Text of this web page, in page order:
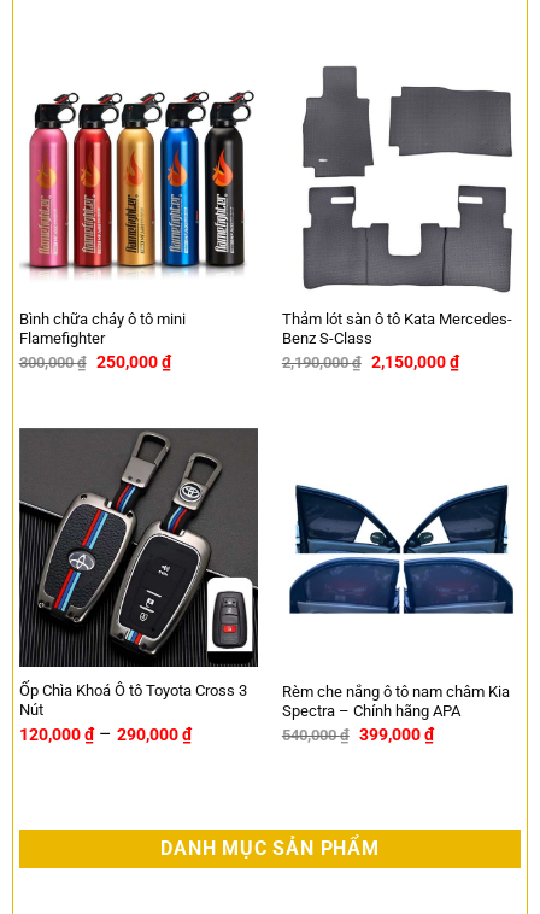
Bình chữa cháy ô tô mini
Flamefighter
300,000₫ 250,000₫
Thảm lót sàn ô tô Kata Mercedes-
Benz S-Class
2,190,000₫ 2,150,000₫
Ốp Chìa Khoá Ô tô Toyota Cross 3
Nút
120,000₫ – 290,000₫
Rèm che nắng ô tô nam châm Kia
Spectra – Chính hãng APA
540,000₫ 399,000₫
DANH MỤC SẢN PHẨM